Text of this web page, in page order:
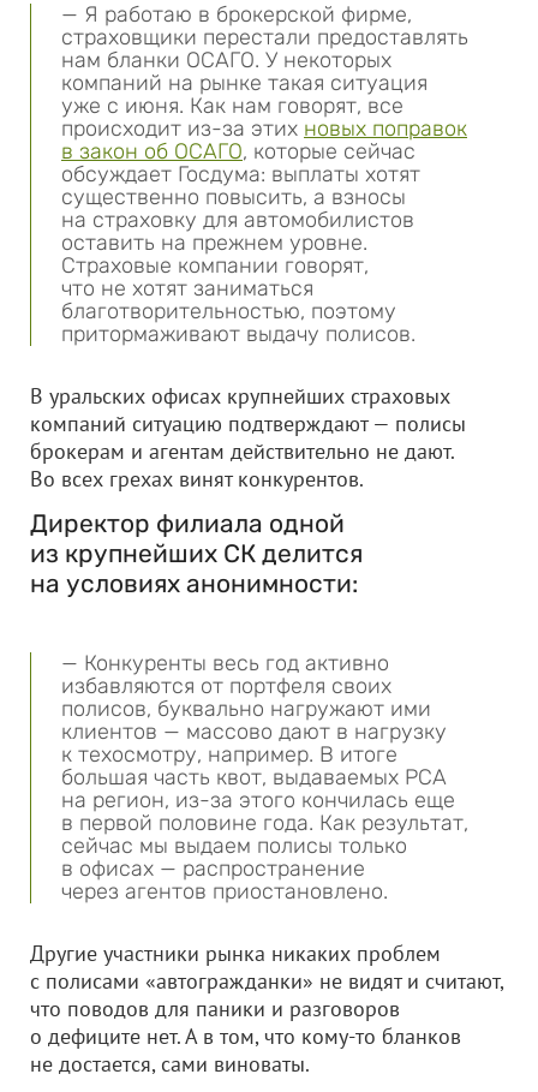
— Я работаю в брокерской фирме,
страховщики перестали предоставлять
нам бланки ОСАГО. У некоторых
компаний на рынке такая ситуация
уже с июня. Как нам говорят, все
происходит из-за этих новых поправок
в закон об ОСАГО, которые сейчас
обсуждает Госдума: выплаты хотят
существенно повысить, а взносы
на страховку для автомобилистов
оставить на прежнем уровне.
Страховые компании говорят,
что не хотят заниматься
благотворительностью, поэтому
притормаживают выдачу полисов.
В уральских офисах крупнейших страховых
компаний ситуацию подтверждают — полисы
брокерам и агентам действительно не дают.
Во всех грехах винят конкурентов.
Директор филиала одной
из крупнейших СК делится
на условиях анонимности:
— Конкуренты весь год активно
избавляются от портфеля своих
полисов, буквально нагружают ими
клиентов — массово дают в нагрузку
к техосмотру, например. В итоге
большая часть квот, выдаваемых РСА
на регион, из-за этого кончилась еще
в первой половине года. Как результат,
сейчас мы выдаем полисы только
в офисах — распространение
через агентов приостановлено.
Другие участники рынка никаких проблем
с полисами «автогражданки» не видят и считают,
что поводов для паники и разговоров
о дефиците нет. А в том, что кому-то бланков
не достается, сами виноваты.